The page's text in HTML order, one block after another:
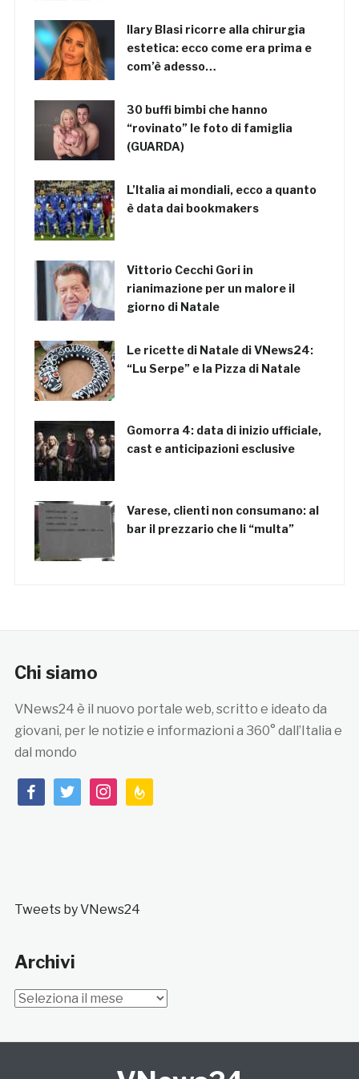
Ilary Blasi ricorre alla chirurgia
estetica: ecco come era prima e
com’è adesso…
30 buffi bimbi che hanno
“rovinato” le foto di famiglia
(GUARDA)
L’Italia ai mondiali, ecco a quanto
è data dai bookmakers
Vittorio Cecchi Gori in
rianimazione per un malore il
giorno di Natale
Le ricette di Natale di VNews24:
“Lu Serpe” e la Pizza di Natale
Gomorra 4: data di inizio ufficiale,
cast e anticipazioni esclusive
Varese, clienti non consumano: al
bar il prezzario che li “multa”
Chi siamo
VNews24 è il nuovo portale web, scritto e ideato da
giovani, per le notizie e informazioni a 360° dall’Italia e
dal mondo
facebooktwitterinstagramfeedburner
Tweets by VNews24
Archivi
Archivi